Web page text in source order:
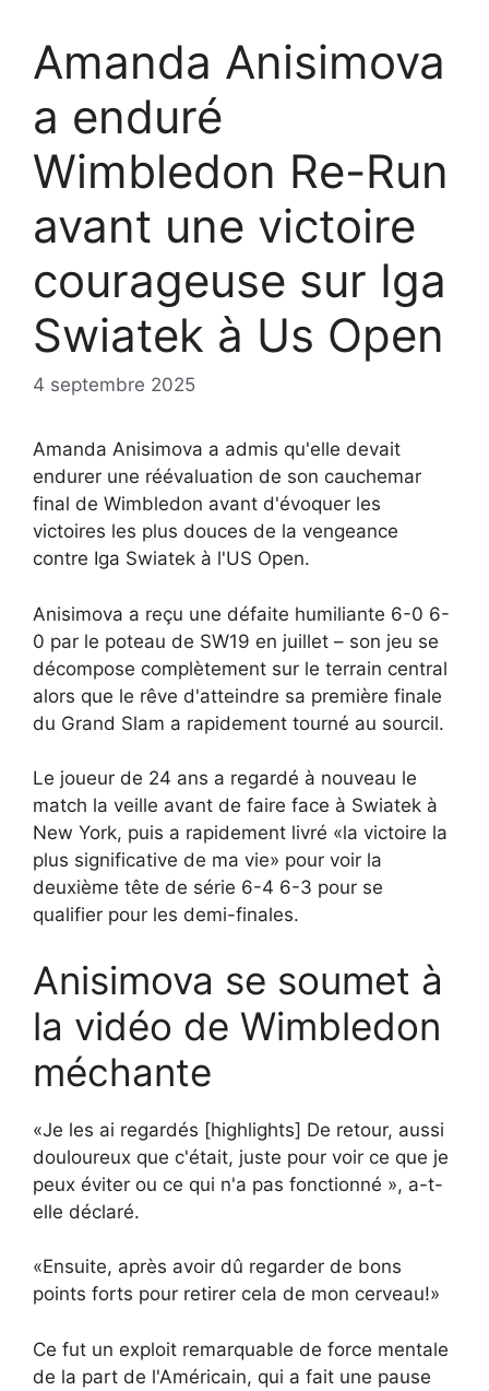
Amanda Anisimova
a enduré
Wimbledon Re-Run
avant une victoire
courageuse sur Iga
Swiatek à Us Open
4 septembre 2025
Amanda Anisimova a admis qu'elle devait
endurer une réévaluation de son cauchemar
final de Wimbledon avant d'évoquer les
victoires les plus douces de la vengeance
contre Iga Swiatek à l'US Open.
Anisimova a reçu une défaite humiliante 6-0 6-
0 par le poteau de SW19 en juillet – son jeu se
décompose complètement sur le terrain central
alors que le rêve d'atteindre sa première finale
du Grand Slam a rapidement tourné au sourcil.
Le joueur de 24 ans a regardé à nouveau le
match la veille avant de faire face à Swiatek à
New York, puis a rapidement livré «la victoire la
plus significative de ma vie» pour voir la
deuxième tête de série 6-4 6-3 pour se
qualifier pour les demi-finales.
Anisimova se soumet à
la vidéo de Wimbledon
méchante
«Je les ai regardés [highlights] De retour, aussi
douloureux que c'était, juste pour voir ce que je
peux éviter ou ce qui n'a pas fonctionné », a-t-
elle déclaré.
«Ensuite, après avoir dû regarder de bons
points forts pour retirer cela de mon cerveau!»
Ce fut un exploit remarquable de force mentale
de la part de l'Américain, qui a fait une pause